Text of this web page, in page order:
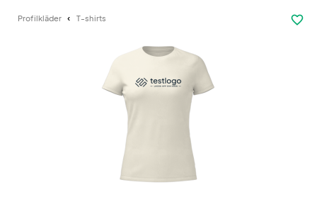
Profilkläder T-shirts favorite_border